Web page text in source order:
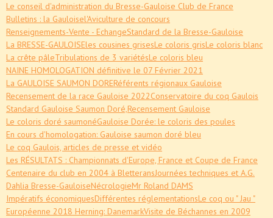
Le conseil d'administration du Bresse-Gauloise Club de France
Bulletins : la Gauloisel'Aviculture de concours
Renseignements-Vente - EchangeStandard de la Bresse-Gauloise
La BRESSE-GAULOISEles cousines grisesLe coloris grisLe coloris blanc
La crête pâleTribulations de 3 variétésLe coloris bleu
NAINE HOMOLOGATION définitive le 07 Février 2021
La GAULOISE SAUMON DORERéférents régionaux Gauloise
Recensement de la race Gauloise 2022Conservatoire du coq Gaulois
Standard Gauloise Saumon Doré,Recensement Gauloise
Le coloris doré saumonéGauloise Dorée: le coloris des poules
En cours d'homologation: Gauloise saumon doré bleu
Le coq Gaulois, articles de presse et vidéo
Les RÉSULTATS : Championnats d'Europe, France et Coupe de France
Centenaire du club en 2004 à BletteransJournées techniques et A.G.
Dahlia Bresse-GauloiseNécrologieMr Roland DAMS
Impératifs économiquesDifférentes réglementationsLe coq ou " Jau "
Européenne 2018 Herning: DanemarkVisite de Béchannes en 2009